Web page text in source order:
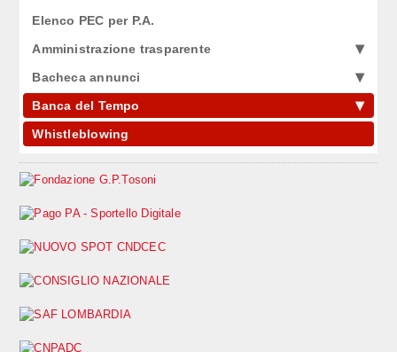
Elenco PEC per P.A.
Amministrazione trasparente
Bacheca annunci
Banca del Tempo
Whistleblowing